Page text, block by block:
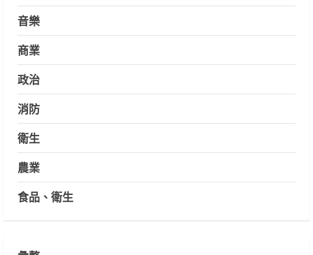
音樂
商業
政治
消防
衛生
農業
食品、衛生